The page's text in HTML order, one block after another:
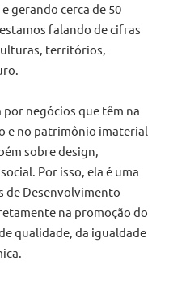
gerando cerca de 50
falando de cifras
territórios,
negócios que têm na
e no patrimônio imaterial
sobre design,
Por isso, ela é uma
de Desenvolvimento
na promoção do
qualidade, da igualdade